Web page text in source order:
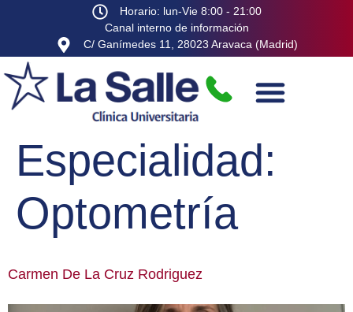
Horario: lun-Vie 8:00 - 21:00
Canal interno de información
C/ Ganímedes 11, 28023 Aravaca (Madrid)
Especialidad:
Optometría
Carmen De La Cruz Rodriguez